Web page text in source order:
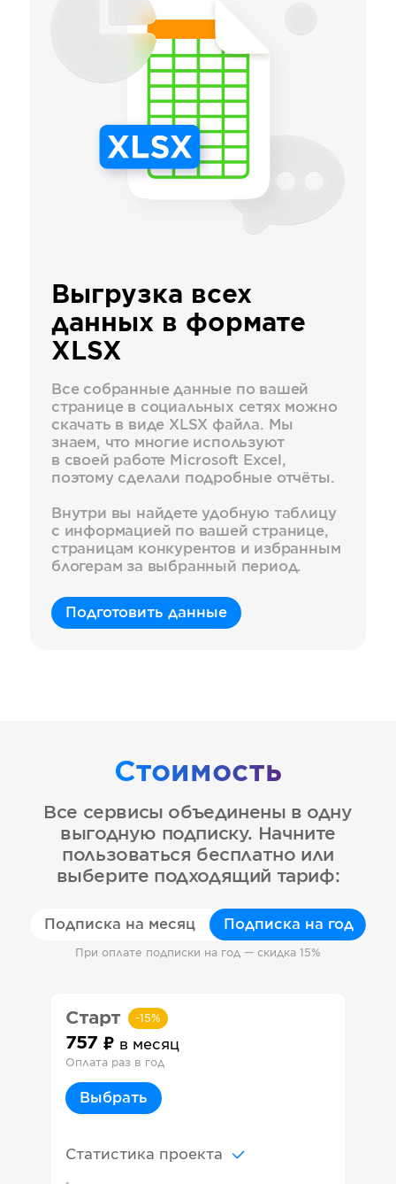
Выгрузка всех
данных в формате
XLSX
Все собранные данные по вашей
странице в социальных сетях можно
скачать в виде XLSX файла. Мы
знаем, что многие используют
в своей работе Microsoft Excel,
поэтому сделали подробные отчёты.
Внутри вы найдете удобную таблицу
c информацией по вашей странице,
страницам конкурентов и избранным
блогерам за выбранный период.
Подготовить данные
Стоимость
Все сервисы объединены в одну
выгодную подписку. Начните
пользоваться бесплатно или
выберите подходящий тариф:
Подписка на месяц Подписка на год
При оплате подписки на год — скидка 15%
Старт -15%
757 в месяц
Оплата раз в год
Выбрать
Статистика проекта